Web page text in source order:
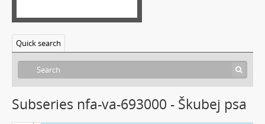
Quick search
Subseries nfa-va-693000 - Škubej psa
[Subseries] Polní lékař aneb Pravidla styku s místními e-dívkami
[Subseries] Krajina opuštění I.: Dívka s bičem
[Subseries] Říká se, že nejdelší sen trvá 45 minut
[Subseries] Ke kořenům
[Subseries] Ticho před bouří
[Subseries] tryin to sport something